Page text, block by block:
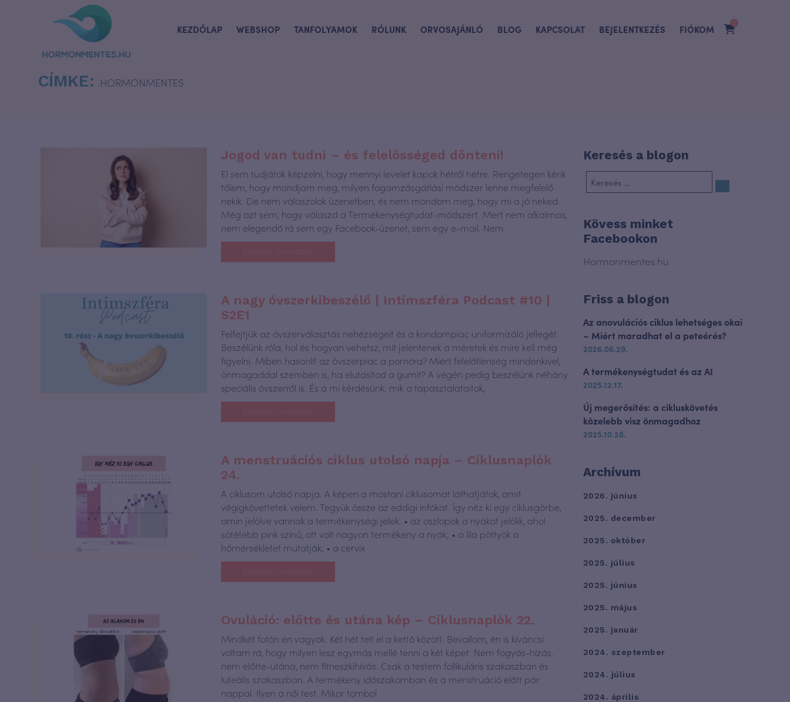
KEZDŐLAP WEBSHOP TANFOLYAMOK RÓLUNK ORVOSAJÁNLÓ BLOG KAPCSOLAT BEJELENTKEZÉS FIÓKOM
0
CÍMKE: HORMONMENTES
Jogod van tudni – és felelősséged dönteni!
El sem tudjátok képzelni, hogy mennyi levelet kapok hétről hétre. Rengetegen kérik
tőlem, hogy mondjam meg, milyen fogamzásgátlási módszer lenne megfelelő
nekik. De nem válaszolok üzenetben, és nem mondom meg, hogy mi a jó neked.
Még azt sem, hogy válaszd a Termékenységtudat-módszert. Mert nem alkalmas,
nem elegendő rá sem egy Facebook-üzenet, sem egy e-mail. Nem
A nagy óvszerkibeszélő | Intimszféra Podcast #10 |
S2E1
Felfejtjük az óvszerválasztás nehézségeit és a kondompiac uniformizáló jellegét.
Beszélünk róla, hol és hogyan vehetsz, mit jelentenek a méretek és mire kell még
figyelni. Miben hasonlít az óvszerpiac a pornóra? Miért felelőtlenség mindenkivel,
önmagaddal szemben is, ha elutasítod a gumit? A végén pedig beszélünk néhány
speciális óvszerről is. És a mi kérdésünk: mik a tapasztalataitok,
A menstruációs ciklus utolsó napja – Ciklusnaplók
24.
A ciklusom utolsó napja. A képen a mostani ciklusomat láthatjátok, amit
végigkövettetek velem. Tegyük össze az eddigi infókat. Így néz ki egy ciklusgörbe,
amin jelölve vannak a termékenységi jelek: • az oszlopok a nyákot jelölik, ahol
sötétebb pink színű, ott volt nagyon termékeny a nyák; • a lila pöttyök a
hőmérsékletet mutatják; • a cervix
Ovuláció: előtte és utána kép – Ciklusnaplók 22.
Mindkét fotón én vagyok. Két hét telt el a kettő között. Bevallom, én is kíváncsi
voltam rá, hogy milyen lesz egymás mellé tenni a két képet. Nem fogyás-hízás,
nem előtte-utána, nem fitneszkihívás. Csak a testem follikuláris szakaszban és
luteális szakaszban. A termékeny időszakomban és a menstruáció előtt pár
nappal. Ilyen a női test. Mikor tombol
Keresés a blogon
Kövess minket
Facebookon
Hormonmentes.hu
Friss a blogon
Az anovulációs ciklus lehetséges okai
– Miért maradhat el a peteérés?
2026.06.29.
A termékenységtudat és az AI
2025.12.17.
Új megerősítés: a cikluskövetés
közelebb visz önmagadhoz
2025.10.28.
Archívum
2026. június
2025. december
2025. október
2025. július
2025. június
2025. május
2025. január
2024. szeptember
2024. július
2024. április